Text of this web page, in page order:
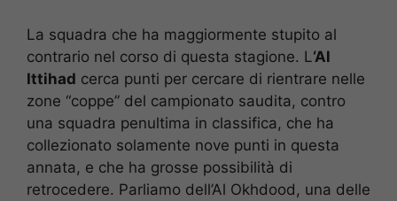
La squadra che ha maggiormente stupito al
contrario nel corso di questa stagione. L‘Al
Ittihad cerca punti per cercare di rientrare nelle
zone “coppe” del campionato saudita, contro
una squadra penultima in classifica, che ha
collezionato solamente nove punti in questa
annata, e che ha grosse possibilità di
retrocedere. Parliamo dell’Al Okhdood, una delle